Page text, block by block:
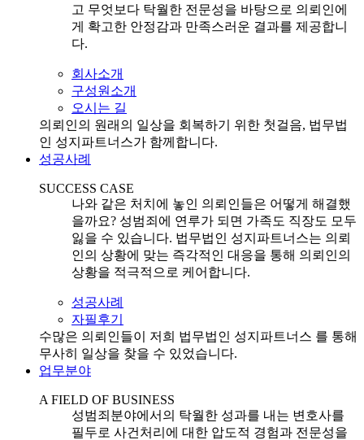
고 무엇보다 탁월한 전문성을 바탕으로 의뢰인에
게 확고한 안정감과 만족스러운 결과를 제공합니
다.
회사소개
구성원소개
오시는 길
의뢰인의 원래의 일상을 회복하기 위한 첫걸음, 법무법
인 성지파트너스가 함께합니다.
성공사례
SUCCESS CASE
나와 같은 처치에 놓인 의뢰인들은 어떻게 해결했
을까요? 성범죄에 연루가 되면 가족도 직장도 모두
잃을 수 있습니다. 법무법인 성지파트너스는 의뢰
인의 상황에 맞는 즉각적인 대응을 통해 의뢰인의
상황을 적극적으로 케어합니다.
성공사례
자필후기
수많은 의뢰인들이 저희 법무법인 성지파트너스 를 통해
무사히 일상을 찾을 수 있었습니다.
업무분야
A FIELD OF BUSINESS
성범죄분야에서의 탁월한 성과를 내는 변호사를
필두로 사건처리에 대한 압도적 경험과 전문성을